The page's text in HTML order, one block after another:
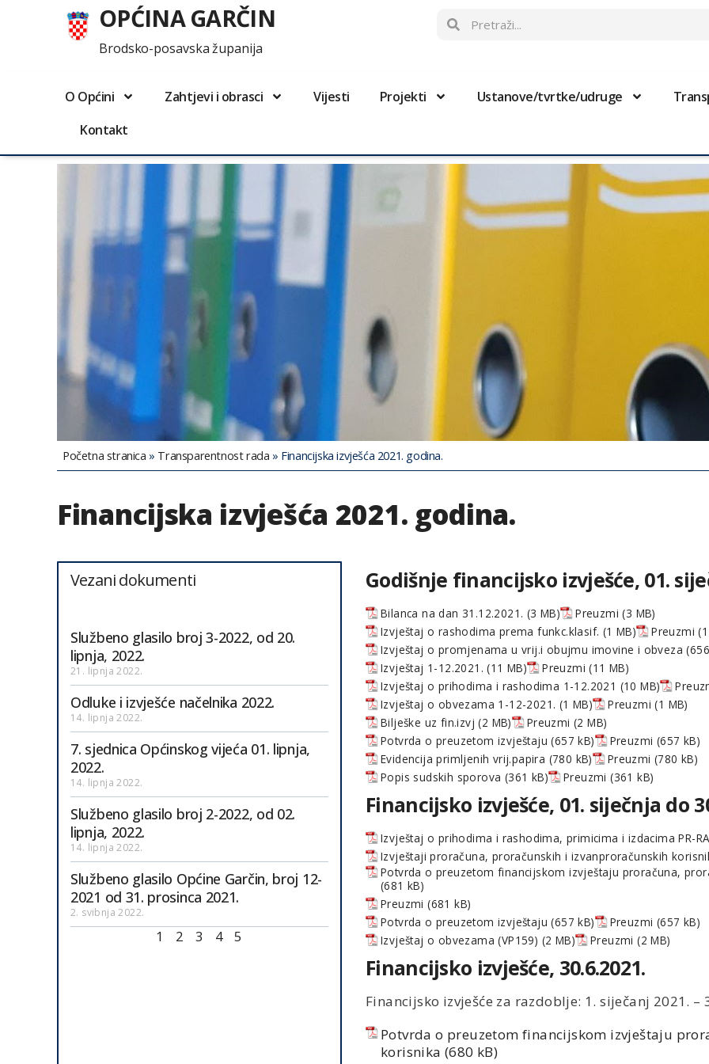
OPĆINA GARČIN
Brodsko-posavska županija
O Općini Zahtjevi i obrasci Vijesti Projekti Ustanove/tvrtke/udruge
Kontakt
Početna stranica » Transparentnost rada » Financijska izvješća 2021. godina.
Financijska izvješća 2021. godina.
Vezani dokumenti
Službeno glasilo broj 3-2022, od 20.
lipnja, 2022.
21. lipnja 2022.
Odluke i izvješće načelnika 2022.
14. lipnja 2022.
7. sjednica Općinskog vijeća 01. lipnja,
2022.
14. lipnja 2022.
Službeno glasilo broj 2-2022, od 02.
lipnja, 2022.
14. lipnja 2022.
Službeno glasilo Općine Garčin, broj 12-
2021 od 31. prosinca 2021.
2. svibnja 2022.
1 2 3 4 5
Godišnje financijsko izvješće, 01.
Bilanca na dan 31.12.2021.
Preuzmi
Izvještaj o rashodima prema funkc.klasif.
Preuzmi
Izvještaj o promjenama u vrij.i obujmu imovine i obveza
Izvještaj 1-12.2021.
Preuzmi
Izvještaj o prihodima i rashodima 1-12.2021
Izvještaj o obvezama 1-12-2021.
Preuzmi
Bilješke uz fin.izvj
Preuzmi
Potvrda o preuzetom izvještaju
Preuzmi
Evidencija primljenih vrij.papira
Preuzmi
Popis sudskih sporova
Preuzmi
Financijsko izvješće, 01. siječnja do
Izvještaj o prihodima i rashodima, primicima i izdacima PR-
Izvještaji proračuna, proračunskih i izvanproračunskih
Potvrda o preuzetom financijskom izvještaju proračuna,
Preuzmi
Potvrda o preuzetom izvještaju
Preuzmi
Izvještaj o obvezama (VP159)
Preuzmi
Financijsko izvješće, 30.6.2021.
Financijsko izvješće za razdoblje: 1. siječanj 2021.
Potvrda o preuzetom financijskom izvještaju
korisnika